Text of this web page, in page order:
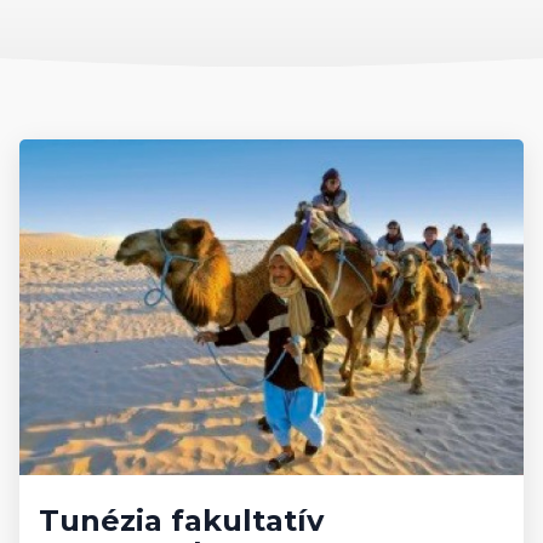
tartozó szállodában lehet pénzt váltani.
Beszélt nyelvek
Tunézia beszélt nyelve az arab, de a népesség nagy része
kétnyelvű: arab és francia. Ez igaz a közlekedési és
utcanévtáblákra is. A népszerűbb turistaközpontokban az angolt
is sokan beszélik.
Elérhető külképviseletek
Tunézia fakultatív